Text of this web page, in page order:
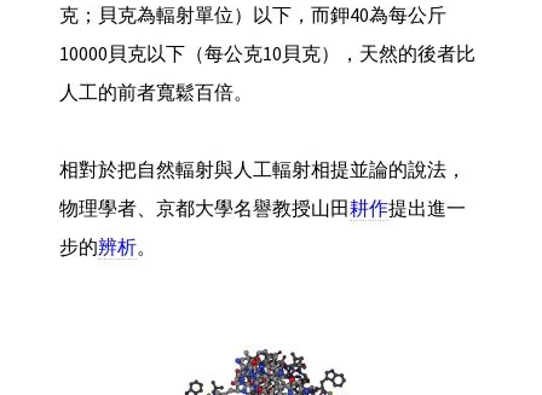
克；貝克為輻射單位）以下，而鉀40為每公斤
10000貝克以下（每公克10貝克），天然的後者比
人工的前者寬鬆百倍。
相對於把自然輻射與人工輻射相提並論的說法，
物理學者、京都大學名譽教授山田耕作提出進一
步的辨析。